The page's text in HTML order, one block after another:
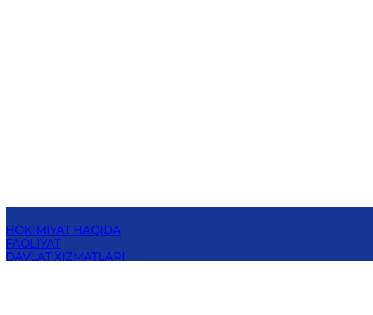
HOKIMIYAT HAQIDA
FAOLIYAT
DAVLAT XIZMATLARI